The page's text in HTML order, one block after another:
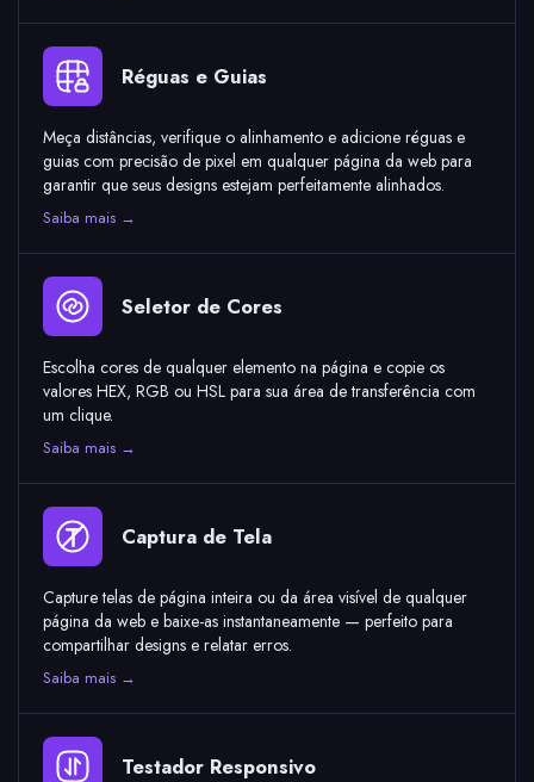
Réguas e Guias
Meça distâncias, verifique o alinhamento e adicione réguas e
guias com precisão de pixel em qualquer página da web para
garantir que seus designs estejam perfeitamente alinhados.
Saiba mais →
Seletor de Cores
Escolha cores de qualquer elemento na página e copie os
valores HEX, RGB ou HSL para sua área de transferência com
um clique.
Saiba mais →
Captura de Tela
Capture telas de página inteira ou da área visível de qualquer
página da web e baixe-as instantaneamente — perfeito para
compartilhar designs e relatar erros.
Saiba mais →
Testador Responsivo